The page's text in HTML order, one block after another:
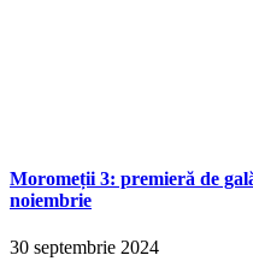
Moromeții 3: premieră de
noiembrie
30 septembrie 2024